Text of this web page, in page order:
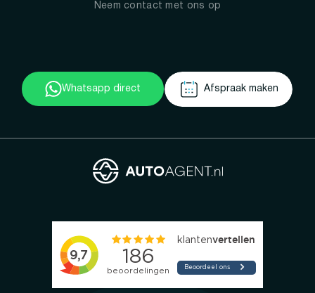
Neem contact met ons op
Whatsapp direct Afspraak maken